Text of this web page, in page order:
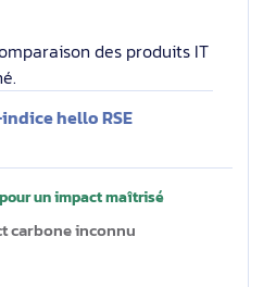
des produits IT
hello RSE
un impact maîtrisé
carbone inconnu